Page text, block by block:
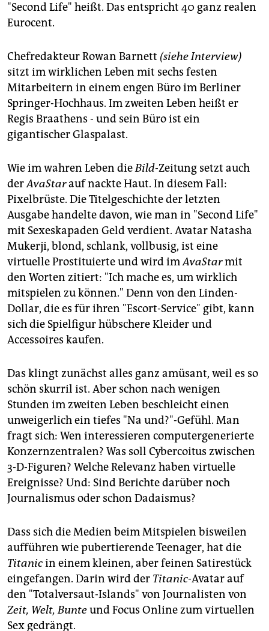
"Second Life" heißt. Das entspricht 40 ganz realen
Eurocent.
Chefredakteur Rowan Barnett (siehe Interview)
sitzt im wirklichen Leben mit sechs festen
Mitarbeitern in einem engen Büro im Berliner
Springer-Hochhaus. Im zweiten Leben heißt er
Regis Braathens - und sein Büro ist ein
gigantischer Glaspalast.
Wie im wahren Leben dieBild-Zeitung setzt auch
derAvaStarauf nackte Haut. In diesem Fall:
Pixelbrüste. Die Titelgeschichte der letzten
Ausgabe handelte davon, wie man in "Second Life"
mit Sexeskapaden Geld verdient. Avatar Natasha
Mukerji, blond, schlank, vollbusig, ist eine
virtuelle Prostituierte und wird imAvaStarmit
den Worten zitiert: "Ich mache es, um wirklich
mitspielen zu können." Denn von den Linden-
Dollar, die es für ihren "Escort-Service" gibt, kann
sich die Spielfigur hübschere Kleider und
Accessoires kaufen.
Das klingt zunächst alles ganz amüsant, weil es so
schön skurril ist. Aber schon nach wenigen
Stunden im zweiten Leben beschleicht einen
unweigerlich ein tiefes "Na und?"-Gefühl. Man
fragt sich: Wen interessieren computergenerierte
Konzernzentralen? Was soll Cybercoitus zwischen
3-D-Figuren? Welche Relevanz haben virtuelle
Ereignisse? Und: Sind Berichte darüber noch
Journalismus oder schon Dadaismus?
Dass sich die Medien beim Mitspielen bisweilen
aufführen wie pubertierende Teenager, hat die
Titanicin einem kleinen, aber feinen Satirestück
eingefangen. Darin wird der Titanic-Avatar auf
den "Totalversaut-Islands" von Journalisten von
Zeit, Welt, Bunteund Focus Online zum virtuellen
Sex gedrängt.